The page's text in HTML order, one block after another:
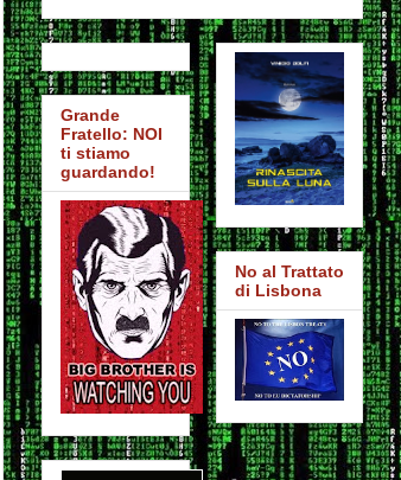
Grande
Fratello: NOI
ti stiamo
guardando!
No al Trattato
di Lisbona